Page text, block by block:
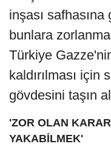
inşası
bunlara
Türkiye
kaldırılması için
gövdesini taşın
'ZOR OLAN
YAKABİLMEK'